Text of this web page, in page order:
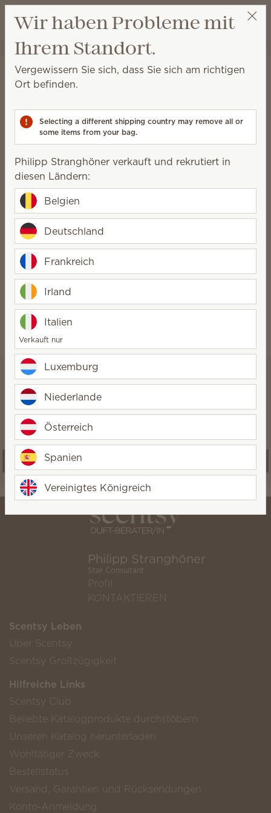
Wunschliste
Warenkorb
Philipp Stranghöner Party auswählen
Reinigung
alles dazwischen.
Vollendete Sauberkeit
Sorgen Sie ganz ohne Phosphate,
Farbstoffe, Ammoniak, Chlor oder
Bleichmittel für perfekte
Sauberkeit.
Scentsy Club
Sparen Sie 10 % oder mehr bei
qualifizierten Bestellungen.
Philipp Stranghöner
Star Consultant
Profil
KONTAKTIEREN
Scentsy Leben
Über Scentsy
Scentsy Großzügigkeit
Hilfreiche Links
Scentsy Club
Beliebte Katalogprodukte durchstöbern
Unseren Katalog herunterladen
Wohltätiger Zweck
Bestellstatus
Versand, Garantien und Rücksendungen
Konto-Anmeldung
Wir haben Probleme mit
Ihrem Standort.
Vergewissern Sie sich, dass Sie sich am richtigen
Ort befinden.
Selecting a different shipping country may remove all or
some items from your bag.
Philipp Stranghöner verkauft und rekrutiert in
diesen Ländern:
Belgien
Deutschland
Frankreich
Irland
Italien
Verkauft nur
Luxemburg
Niederlande
Österreich
Spanien
Vereinigtes Königreich